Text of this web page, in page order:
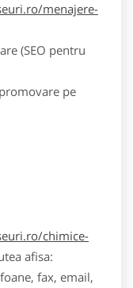
menajere-
(SEO pentru
pe
chimice-
afisa:
fax, email,